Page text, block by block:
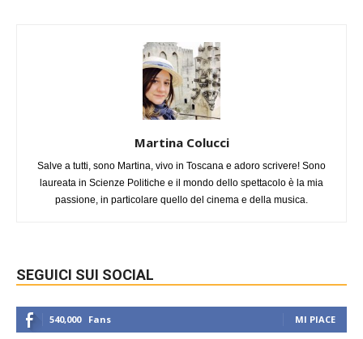
Martina Colucci
Salve a tutti, sono Martina, vivo in Toscana e adoro scrivere! Sono
laureata in Scienze Politiche e il mondo dello spettacolo è la mia
passione, in particolare quello del cinema e della musica.
SEGUICI SUI SOCIAL
540,000 Fans MI PIACE